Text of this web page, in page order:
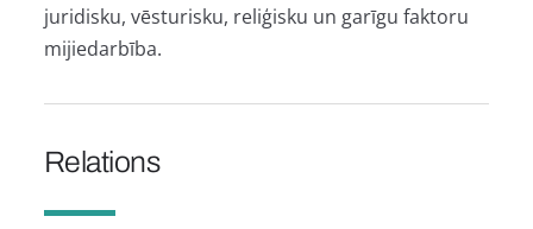
juridisku, vēsturisku, reliģisku un garīgu faktoru
mijiedarbība.
Relations